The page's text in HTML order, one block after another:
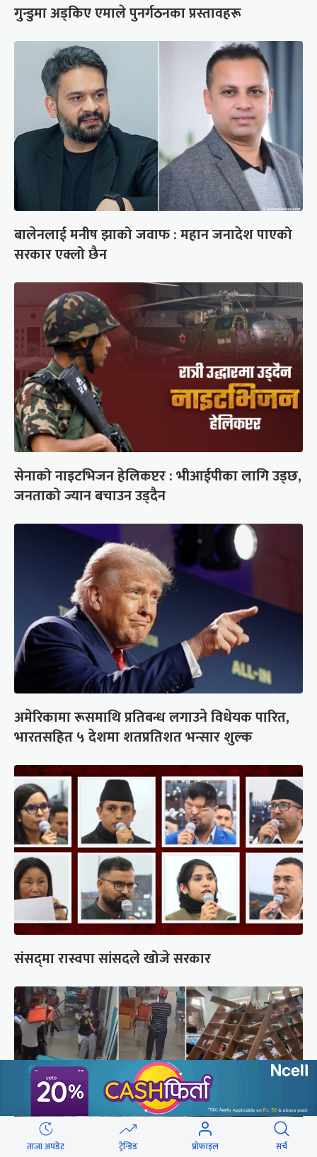
गुन्डुमा अड्किए एमाले पुनर्गठनका प्रस्तावहरू
बालेनलाई मनीष झाको जवाफ : महान जनादेश पाएको
सरकार एक्लो छैन
सेनाको नाइटभिजन हेलिकप्टर : भीआईपीका लागि उड्छ,
जनताको ज्यान बचाउन उड्दैन
अमेरिकामा रूसमाथि प्रतिबन्ध लगाउने विधेयक पारित,
भारतसहित ५ देशमा शतप्रतिशत भन्सार शुल्क
संसद्‍मा रास्वपा सांसदले खोजे सरकार
ताजा अपडेट ट्रेन्डिङ प्रोफाइल सर्च